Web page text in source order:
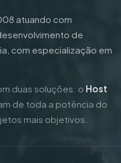
atuando com
de
com especialização em
duas soluções: o Host
de toda a potência do
mais objetivos.